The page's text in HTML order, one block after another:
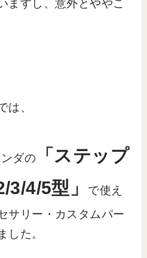
ますし、意外とややこ
は、
ダの
「ステップ
4/5型」
で使え
サリー・カスタムパー
した。